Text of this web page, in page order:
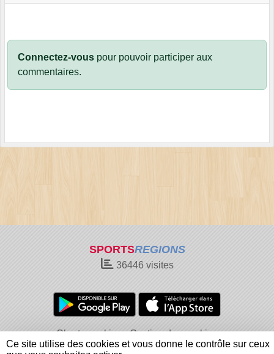
Connectez-vous pour pouvoir participer aux
commentaires.
SPORTSREGIONS
36446visites
Charte cookies
Gestion des cookies
Informations légales
Signaler un contenu inapproprié
Ce site utilise des cookies et vous donne le contrôle sur ceux